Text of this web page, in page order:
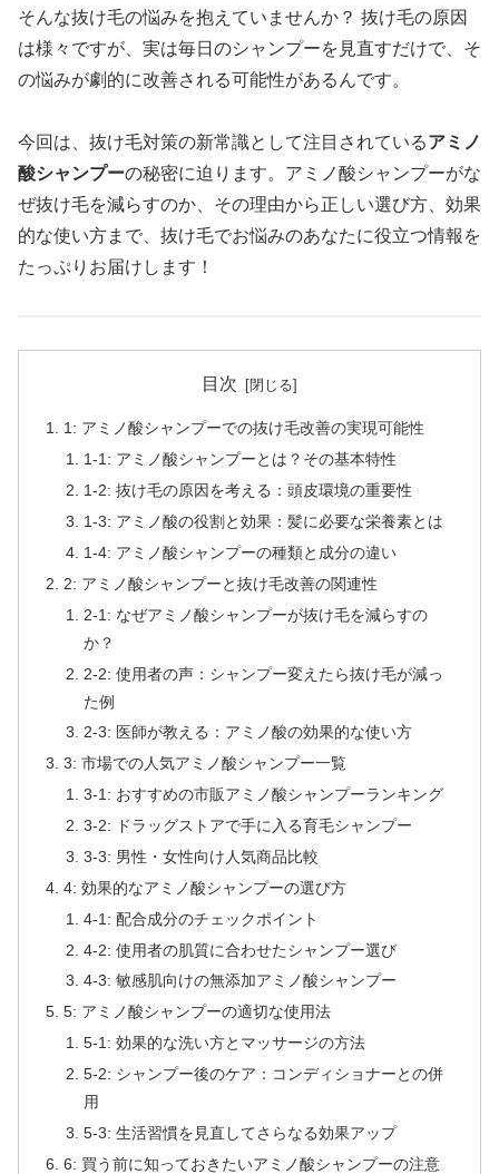
そんな抜け毛の悩みを抱えていませんか？ 抜け毛の原因
は様々ですが、実は毎日のシャンプーを見直すだけで、そ
の悩みが劇的に改善される可能性があるんです。
今回は、抜け毛対策の新常識として注目されているアミノ
酸シャンプーの秘密に迫ります。アミノ酸シャンプーがな
ぜ抜け毛を減らすのか、その理由から正しい選び方、効果
的な使い方まで、抜け毛でお悩みのあなたに役立つ情報を
たっぷりお届けします！
目次
1: アミノ酸シャンプーでの抜け毛改善の実現可能性
1-1: アミノ酸シャンプーとは？その基本特性
1-2: 抜け毛の原因を考える：頭皮環境の重要性
1-3: アミノ酸の役割と効果：髪に必要な栄養素とは
1-4: アミノ酸シャンプーの種類と成分の違い
2: アミノ酸シャンプーと抜け毛改善の関連性
2-1: なぜアミノ酸シャンプーが抜け毛を減らすの
か？
2-2: 使用者の声：シャンプー変えたら抜け毛が減っ
た例
2-3: 医師が教える：アミノ酸の効果的な使い方
3: 市場での人気アミノ酸シャンプー一覧
3-1: おすすめの市販アミノ酸シャンプーランキング
3-2: ドラッグストアで手に入る育毛シャンプー
3-3: 男性・女性向け人気商品比較
4: 効果的なアミノ酸シャンプーの選び方
4-1: 配合成分のチェックポイント
4-2: 使用者の肌質に合わせたシャンプー選び
4-3: 敏感肌向けの無添加アミノ酸シャンプー
5: アミノ酸シャンプーの適切な使用法
5-1: 効果的な洗い方とマッサージの方法
5-2: シャンプー後のケア：コンディショナーとの併
用
5-3: 生活習慣を見直してさらなる効果アップ
6: 買う前に知っておきたいアミノ酸シャンプーの注意